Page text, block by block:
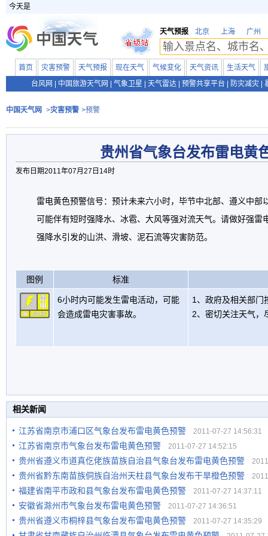
今天是
天气预报 北京 上海 广州
首页 灾害预警 天气预报 现在天气 气候变化 天气资讯 生活天气
台风网
中国旅游天气网 气象卫星 天气雷达 预警共享平台 防灾减灾
中国天气网 >灾害预警 >预警
贵州省气象台发布雷电黄
发布日期2011年07月27日14时
雷电黄色预警信号：预计未来六小时，毕节中北部、遵义中部
可能伴有短时强降水、冰雹、大风等强对流天气。请做好强雷
强降水引发的山洪、滑坡、泥石流等灾害防范。
图例 标准
6小时内可能发生雷电活动，可能
会造成雷电灾害事故。
1、政府及相关部门
2、密切关注天气，
相关新闻
江苏省南京市浦口区气象台发布雷电黄色预警 2011-07-27 14:56:31
江苏省南京市气象台发布雷电黄色预警 2011-07-27 14:52:15
贵州省遵义市道真仡佬族苗族自治县气象台发布雷电黄色预警
贵州省黔东南苗族侗族自治州天柱县气象台发布干旱橙色预警
福建省南平市政和县气象台发布雷电黄色预警 2011-07-27 14:37:11
安徽省滁州市气象台发布雷电黄色预警 2011-07-27 14:36:51
贵州省遵义市桐梓县气象台发布雷电黄色预警 2011-07-27 14:35:29